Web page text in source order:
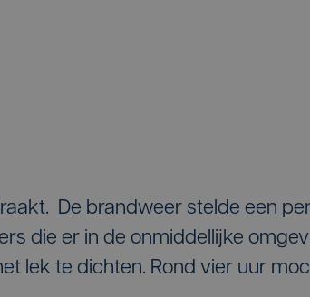
De brandweer stelde een
die er in de onmiddellijke
lek te dichten. Rond vier uur